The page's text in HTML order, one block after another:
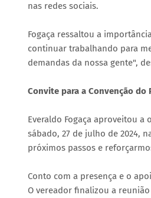
nas redes sociais.
Fogaça ressaltou a
continuar trabalhando para
demandas da nossa gente",
Convite para a Convenção do
Everaldo Fogaça aproveitou
sábado, 27 de julho de 2024,
próximos passos e
Conto com a presença e o
O vereador finalizou a